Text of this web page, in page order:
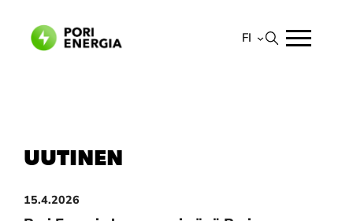
sisältöön
FI
UUTINEN
15.4.2026